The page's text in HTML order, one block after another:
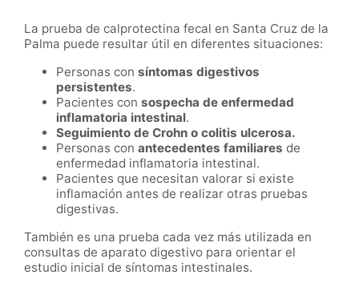
La prueba de calprotectina fecal en Santa Cruz de la
Palma puede resultar útil en diferentes situaciones:
Personas con síntomas digestivos
persistentes.
Pacientes con sospecha de enfermedad
inflamatoria intestinal.
Seguimiento de Crohn o colitis ulcerosa.
Personas con antecedentes familiares de
enfermedad inflamatoria intestinal.
Pacientes que necesitan valorar si existe
inflamación antes de realizar otras pruebas
digestivas.
También es una prueba cada vez más utilizada en
consultas de aparato digestivo para orientar el
estudio inicial de síntomas intestinales.